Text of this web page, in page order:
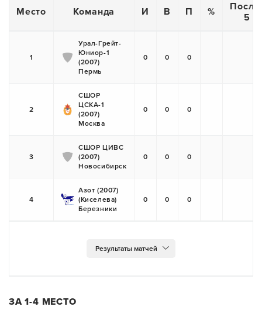
Место Команда И В П %
5
1
Урал-Грейт-
Юниор-1
(2007)
Пермь
0 0 0
2
СШОР
ЦСКА-1
(2007)
Москва
0 0 0
3
СШОР ЦИВС
(2007)
Новосибирск
0 0 0
4
Азот (2007)
(Киселева)
Березники
0 0 0
ЗА 1-4 МЕСТО